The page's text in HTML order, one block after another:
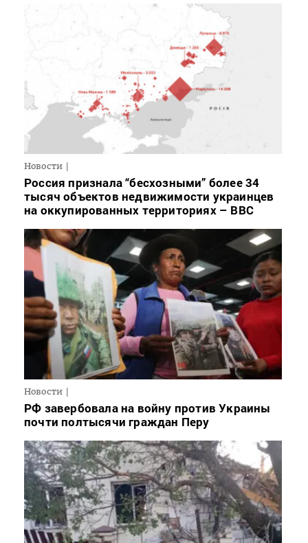
Новости
Россия признала “бесхозными” более 34
тысяч объектов недвижимости украинцев
на оккупированных территориях – BBC
Новости
РФ завербовала на войну против Украины
почти полтысячи граждан Перу